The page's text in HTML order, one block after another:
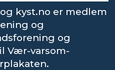
kyst.no er medlem
og
og
Vær-varsom-